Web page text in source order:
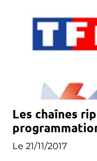
Les chaînes
Canal+
Le 21/11/2017